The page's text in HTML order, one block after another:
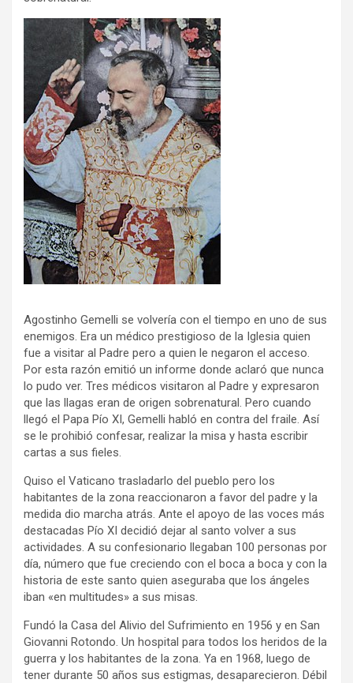
Agostinho Gemelli se volvería con el tiempo en uno de sus
enemigos. Era un médico prestigioso de la Iglesia quien
fue a visitar al Padre pero a quien le negaron el acceso.
Por esta razón emitió un informe donde aclaró que nunca
lo pudo ver. Tres médicos visitaron al Padre y expresaron
que las llagas eran de origen sobrenatural. Pero cuando
llegó el Papa Pío XI, Gemelli habló en contra del fraile. Así
se le prohibió confesar, realizar la misa y hasta escribir
cartas a sus fieles.
Quiso el Vaticano trasladarlo del pueblo pero los
habitantes de la zona reaccionaron a favor del padre y la
medida dio marcha atrás. Ante el apoyo de las voces más
destacadas Pío XI decidió dejar al santo volver a sus
actividades. A su confesionario llegaban 100 personas por
día, número que fue creciendo con el boca a boca y con la
historia de este santo quien aseguraba que los ángeles
iban «en multitudes» a sus misas.
Fundó la Casa del Alivio del Sufrimiento en 1956 y en San
Giovanni Rotondo. Un hospital para todos los heridos de la
guerra y los habitantes de la zona. Ya en 1968, luego de
tener durante 50 años sus estigmas, desaparecieron. Débil